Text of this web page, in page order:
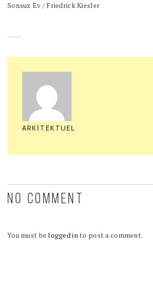
Sonsuz Ev / Friedrick Kiesler
ARKITEKTUEL
NO COMMENT
You must belogged into post a comment.